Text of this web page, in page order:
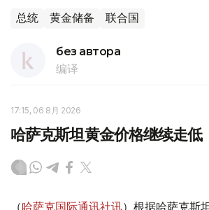
总统 黄金储备 联合国
без автора
编译
17:15, 06 8月 2026
哈萨克斯坦黄金价格继续走低
（哈萨克国际通讯社讯）根据哈萨克斯